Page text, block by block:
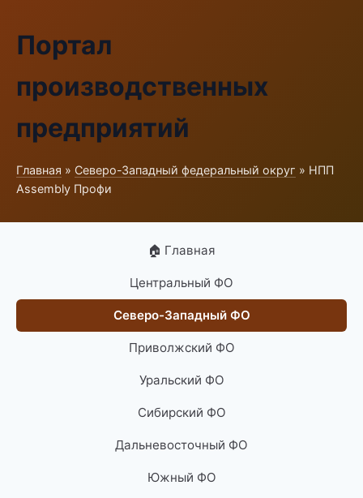
Портал
производственных
предприятий
Главная » Северо-Западный федеральный округ » НПП
Assembly Профи
🏠 Главная
Центральный ФО
Северо-Западный ФО
Приволжский ФО
Уральский ФО
Сибирский ФО
Дальневосточный ФО
Южный ФО